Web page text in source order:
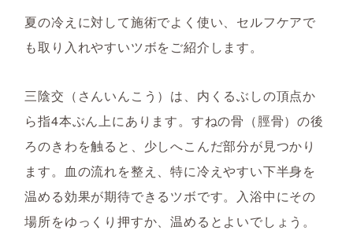
夏の冷えに対して施術でよく使い、セルフケアで
も取り入れやすいツボをご紹介します。
三陰交（さんいんこう）は、内くるぶしの頂点か
ら指4本ぶん上にあります。すねの骨（脛骨）の後
ろのきわを触ると、少しへこんだ部分が見つかり
ます。血の流れを整え、特に冷えやすい下半身を
温める効果が期待できるツボです。入浴中にその
場所をゆっくり押すか、温めるとよいでしょう。